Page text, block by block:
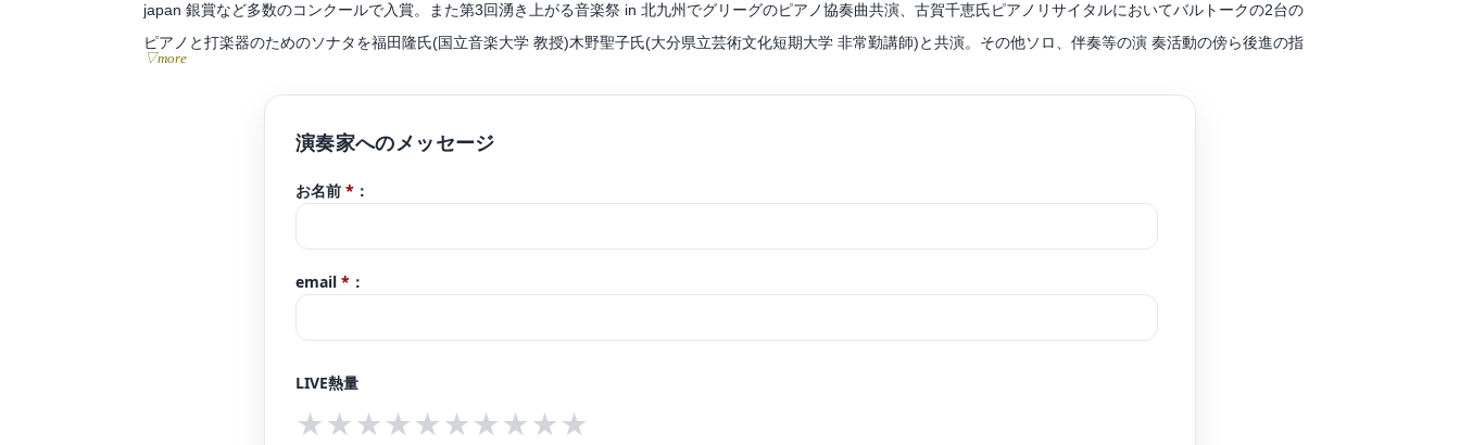
ヴァイオリン オーボエ ピアノによるグループ、Trio Forestにて2018年1stアルバムを、2021年冬2ndアルバムをリリースしている。
音楽コンクール全国ファイナリスト / 第 16 回 日本クラッシック音楽コンクール優秀賞/全国大会出場 / 第 59 回全日本学生音楽コンクール本選出場 / イタリア 第 23 回 IBLA
グランド・プライズ国際音楽コンクール 全楽器総合部門第 3 位 / ヴァイオリン オーボエ ピアノによるグループ、Trio Forest にて 第12回九州国際バッハコンクール第1位受
japan 銀賞など多数のコンクールで入賞。また第3回湧き上がる音楽祭 in 北九州でグリーグのピアノ協奏曲共演、古賀千恵氏ピアノリサイタルにおいてバルトークの2台の
ピアノと打楽器のためのソナタを福田隆氏(国立音楽大学 教授)木野聖子氏(大分県立芸術文化短期大学 非常勤講師)と共演。その他ソロ、伴奏等の演 奏活動の傍ら後進の指
▽more
お名前 * ：
email * ：
LIVE熱量
★★★★★★★★★★